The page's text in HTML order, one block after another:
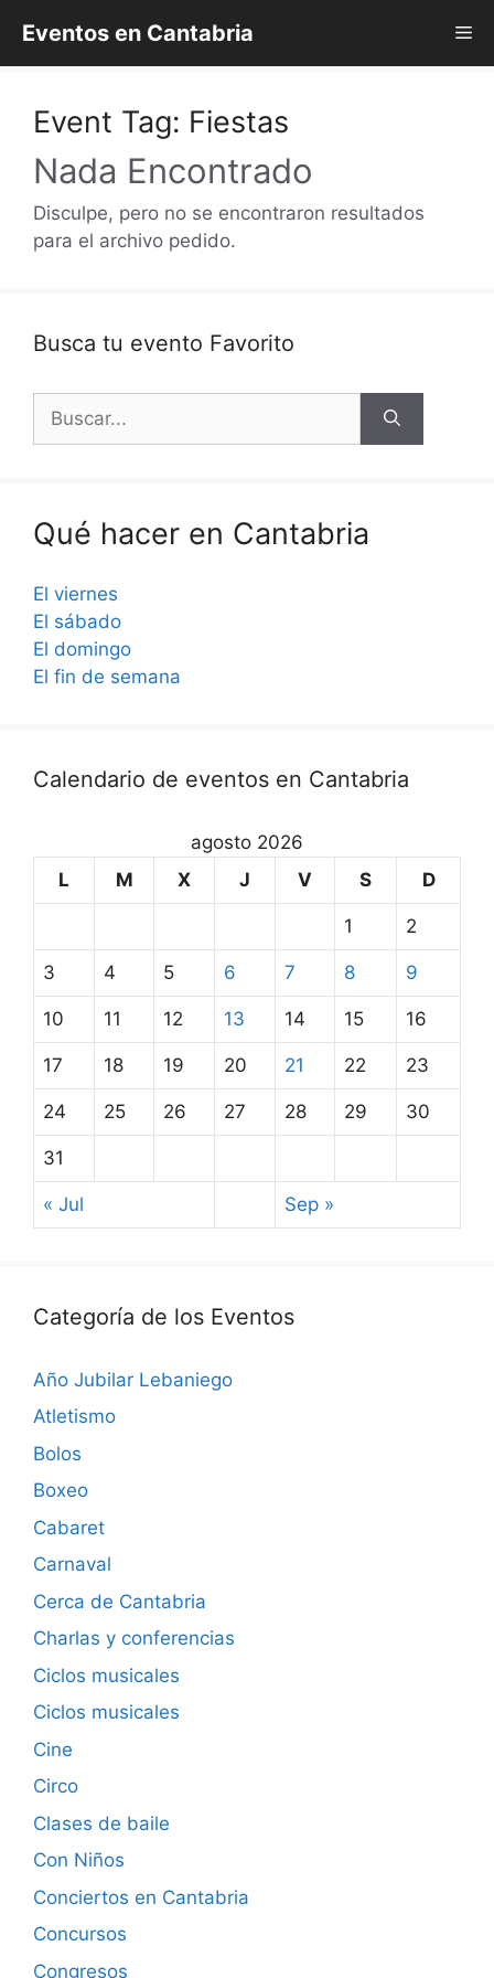
contenido
Eventos en Cantabria
Event Tag: Fiestas
Nada Encontrado
Disculpe, pero no se encontraron resultados
para el archivo pedido.
Busca tu evento Favorito
Buscar:
Qué hacer en Cantabria
El viernes
El sábado
El domingo
El fin de semana
Calendario de eventos en Cantabria
agosto 2026
L
M X J V S D
1 2
3 4 5 6 7 8 9
10 11 12 13 14 15 16
17 18 19 20 21 22 23
24 25 26 27 28 29 30
31
« Jul Sep »
Categoría de los Eventos
Año Jubilar Lebaniego
Atletismo
Bolos
Boxeo
Cabaret
Carnaval
Cerca de Cantabria
Charlas y conferencias
Ciclos musicales
Ciclos musicales
Cine
Circo
Clases de baile
Con Niños
Conciertos en Cantabria
Concursos
Congresos